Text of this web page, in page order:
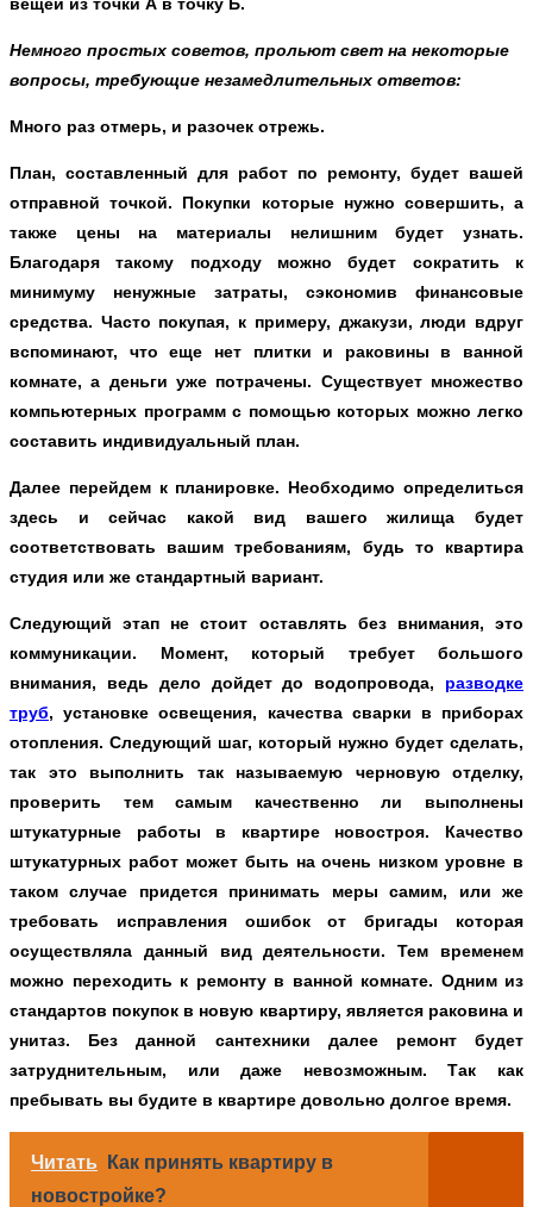
Немного простых советов, прольют свет на некоторые
вопросы, требующие незамедлительных ответов:
Много раз отмерь, и разочек отрежь.
План, составленный для работ по ремонту, будет вашей
отправной точкой. Покупки которые нужно совершить, а
также цены на материалы нелишним будет узнать.
Благодаря такому подходу можно будет сократить к
минимуму ненужные затраты, сэкономив финансовые
средства. Часто покупая, к примеру, джакузи, люди вдруг
вспоминают, что еще нет плитки и раковины в ванной
комнате, а деньги уже потрачены. Существует множество
компьютерных программ с помощью которых можно легко
составить индивидуальный план.
Далее перейдем к планировке. Необходимо определиться
здесь и сейчас какой вид вашего жилища будет
соответствовать вашим требованиям, будь то квартира
студия или же стандартный вариант.
Следующий этап не стоит оставлять без внимания, это
коммуникации. Момент, который требует большого
внимания, ведь дело дойдет до водопровода, разводке
труб, установке освещения, качества сварки в приборах
отопления. Следующий шаг, который нужно будет сделать,
так это выполнить так называемую черновую отделку,
проверить тем самым качественно ли выполнены
штукатурные работы в квартире новостроя. Качество
штукатурных работ может быть на очень низком уровне в
таком случае придется принимать меры самим, или же
требовать исправления ошибок от бригады которая
осуществляла данный вид деятельности. Тем временем
можно переходить к ремонту в ванной комнате. Одним из
стандартов покупок в новую квартиру, является раковина и
унитаз. Без данной сантехники далее ремонт будет
затруднительным, или даже невозможным. Так как
пребывать вы будите в квартире довольно долгое время.
Читать
Как принять квартиру в
новостройке?